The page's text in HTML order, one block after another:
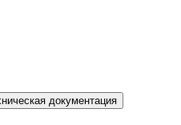
документация